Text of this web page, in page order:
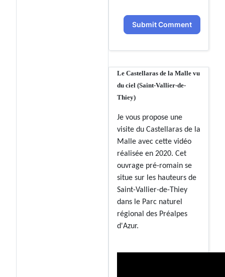
Submit Comment
Le Castellaras de la Malle vu
du ciel (Saint-Vallier-de-
Thiey)
Je vous propose une
visite du Castellaras de la
Malle avec cette vidéo
réalisée en 2020. Cet
ouvrage pré-romain se
situe sur les hauteurs de
Saint-Vallier-de-Thiey
dans le Parc naturel
régional des Préalpes
d'Azur.